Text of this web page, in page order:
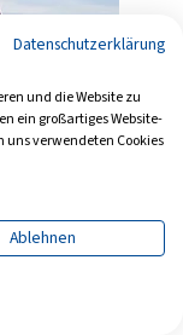
Datenschutzerklärung
und die Website zu
ein großartiges Website-
uns verwendeten Cookies
Ablehnen